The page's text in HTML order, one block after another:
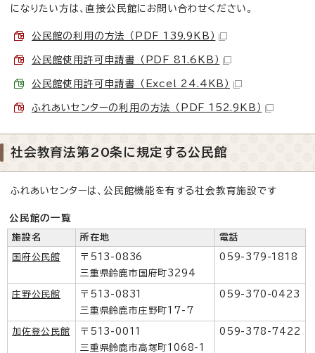
になりたい方は、直接公民館にお問い合わせください。
公民館の利用の方法 （PDF 139.9KB）
公民館使用許可申請書 （PDF 81.6KB）
公民館使用許可申請書 （Excel 24.4KB）
ふれあいセンターの利用の方法 （PDF 152.9KB）
社会教育法第20条に規定する公民館
ふれあいセンターは、公民館機能を有する社会教育施設です
公民館の一覧
施設名 所在地 電話
国府公民館
〒513-0836
三重県鈴鹿市国府町3294
059-379-1818
庄野公民館
〒513-0831
三重県鈴鹿市庄野町17-7
059-370-0423
加佐登公民館
〒513-0011
三重県鈴鹿市高塚町1068-1
059-378-7422